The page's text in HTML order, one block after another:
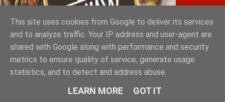
Greek Exports Directory
Tokyo 2023: Sakellaropoulos Organic Farms with
This site uses cookies from Google to deliver its services
and to analyze traffic. Your IP address and user-agent are
shared with Google along with performance and security
metrics to ensure quality of service, generate usage
statistics, and to detect and address abuse.
LEARN MORE GOT IT